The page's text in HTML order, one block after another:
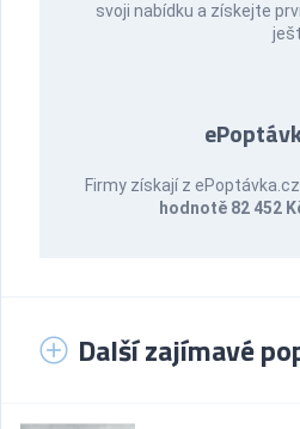
svoji nabídku a získejte
Firmy získají z
hodnotě 82 452
Další zajímavé